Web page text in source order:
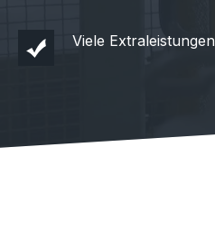
Viele Extraleistungen